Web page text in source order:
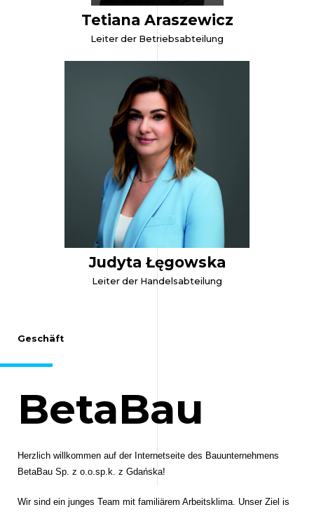
Geschäft
BetaBau
Herzlich willkommen auf der Internetseite des Bauunternehmens
BetaBau Sp. z o.o.sp.k. z Gdańska!
Wir sind ein junges Team mit familiärem Arbeitsklima. Unser Ziel is
Tetiana Araszewicz
Leiter der Betriebsabteilung
Judyta Łęgowska
Leiter der Handelsabteilung